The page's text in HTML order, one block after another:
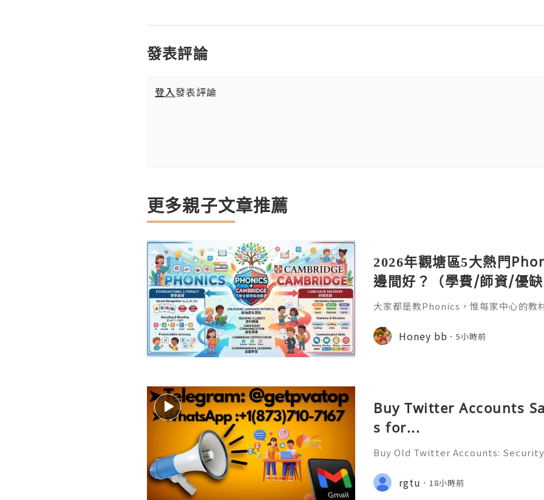
發表評論
登入發表評論
更多親子文章推薦
2026年觀塘區5大熱門
邊間好？（學費/師資/優
大家都是教Phonics，惟每家中心的教
最低的成本，為子女創造最大的效益。
舍參觀或進行試堂，觀察孩子的真實反
Honey bb 5小時前
Buy Twitter Accounts
s for...
Buy Old Twitter Accounts:
e 2026 🚪🚀💬📞📩 We’re always
🔥 💼⏰📩🌟🌐✨ We are available
rgtu 18小時前